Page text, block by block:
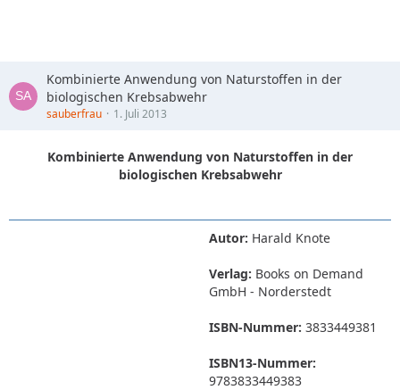
Kombinierte Anwendung von Naturstoffen in der
biologischen Krebsabwehr
sauberfrau 1. Juli 2013
Kombinierte Anwendung von Naturstoffen in der
biologischen Krebsabwehr
Autor: Harald Knote
Verlag: Books on Demand
GmbH - Norderstedt
ISBN-Nummer: 3833449381
ISBN13-Nummer:
9783833449383